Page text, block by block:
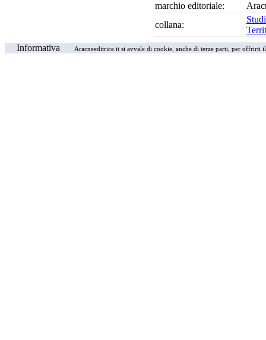
marchio editoriale:
collana:
Informativa
Aracneeditrice.it si avvale di cookie, anche di terze parti, per